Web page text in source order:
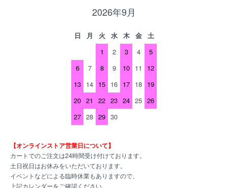
2026年9月
日 月 火 水 木 金
土
1
2 3 4
5
6
7 8 9 10 11
12
13 14 15 16 17 18 19
20 21 22 23 24 25 26
27 28 29 30
【オンラインストア営業日について】
カートでのご注文は24時間受け付けております。
土日祝日はお休みをいただいております。
イベントなどによる臨時休業もありますので、
上記カレンダーをご確認ください。